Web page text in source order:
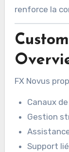
renforce la
FX Novus
Canaux
Gestion
Support